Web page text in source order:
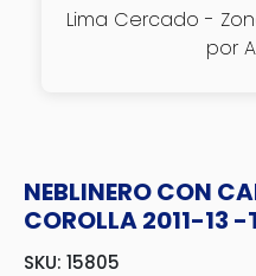
Lima Cercado -
por
NEBLINERO CON
COROLLA 2011-13
SKU: 15805